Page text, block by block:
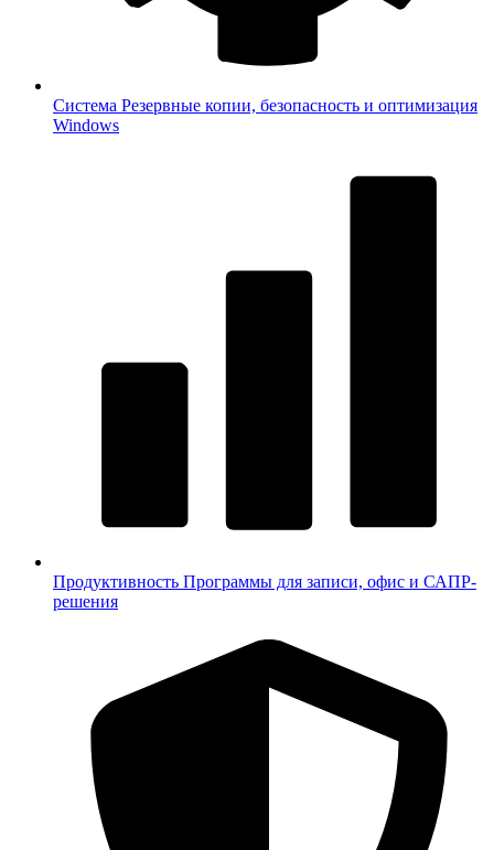
Система Резервные копии, безопасность и оптимизация
Windows
Продуктивность Программы для записи, офис и САПР-
решения